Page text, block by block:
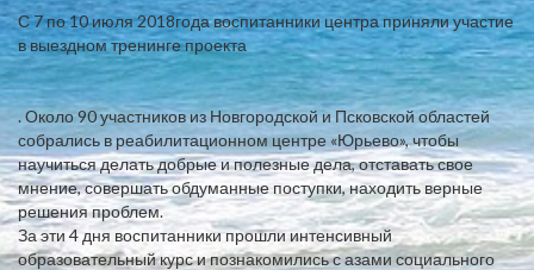
С 7 по 10 июля 2018года воспитанники центра приняли участие
в выездном тренинге проекта
. Около 90 участников из Новгородской и Псковской областей
собрались в реабилитационном центре «Юрьево», чтобы
научиться делать добрые и полезные дела, отставать свое
мнение, совершать обдуманные поступки, находить верные
решения проблем.
За эти 4 дня воспитанники прошли интенсивный
образовательный курс и познакомились с азами социального